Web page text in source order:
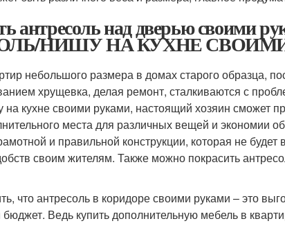
антресоль над дверью своими
НИШУ НА КУХНЕ
небольшого размера в домах старого образца,
хрущевка, делая ремонт, сталкиваются с
на кухне своими руками, настоящий хозяин сможет
места для различных вещей и экономии
и правильной конструкции, которая не
своим жителям. Также можно покрасить
что антресоль в коридоре своими руками – это
Ведь купить дополнительную мебель в